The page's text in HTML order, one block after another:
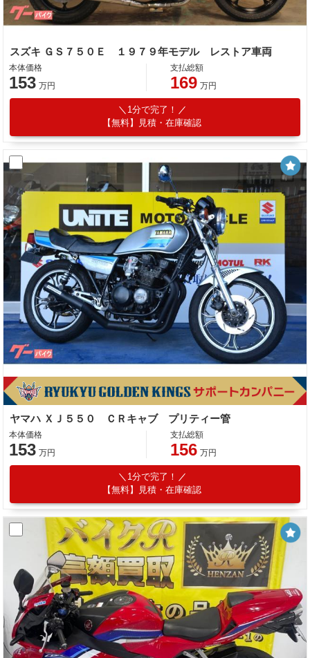
スズキ ＧＳ７５０Ｅ １９７９年モデル レストア車両
本体価格
153 万円
支払総額
169 万円
1分で完了！
【無料】見積・在庫確認
ヤマハ ＸＪ５５０ ＣＲキャブ プリティー管
本体価格
153 万円
支払総額
156 万円
1分で完了！
【無料】見積・在庫確認